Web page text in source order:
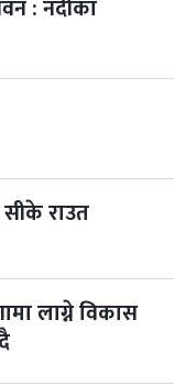
७ महिना बाँकी
: नदीका
राउत
लाग्ने विकास